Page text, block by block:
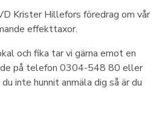
Krister Hillefors föredrag om vår
effekttaxor.
och fika tar vi gärna emot en
på telefon 0304-548 80 eller
inte hunnit anmäla dig så är du